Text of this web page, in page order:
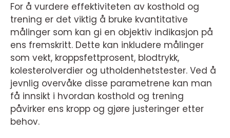
For å vurdere effektiviteten av kosthold og
trening er det viktig å bruke kvantitative
målinger som kan gi en objektiv indikasjon på
ens fremskritt. Dette kan inkludere målinger
som vekt, kroppsfettprosent, blodtrykk,
kolesterolverdier og utholdenhetstester. Ved å
jevnlig overvåke disse parametrene kan man
få innsikt i hvordan kosthold og trening
påvirker ens kropp og gjøre justeringer etter
behov.